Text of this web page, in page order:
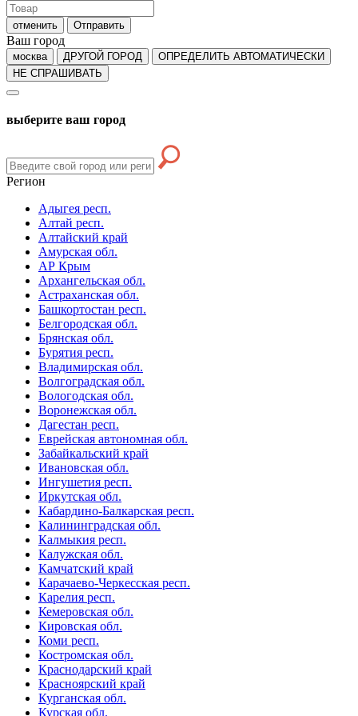
отменить Отправить
Ваш город
москва ДРУГОЙ ГОРОД
ОПРЕДЕЛИТЬ АВТОМАТИЧЕСКИ
НЕ СПРАШИВАТЬ
выберите ваш город
Регион
Адыгея респ.
Алтай респ.
Алтайский край
Амурская обл.
АР Крым
Архангельская обл.
Астраханская обл.
Башкортостан респ.
Белгородская обл.
Брянская обл.
Бурятия респ.
Владимирская обл.
Волгоградская обл.
Вологодская обл.
Воронежская обл.
Дагестан респ.
Еврейская автономная обл.
Забайкальский край
Ивановская обл.
Ингушетия респ.
Иркутская обл.
Кабардино-Балкарская респ.
Калининградская обл.
Калмыкия респ.
Калужская обл.
Камчатский край
Карачаево-Черкесская респ.
Карелия респ.
Кемеровская обл.
Кировская обл.
Коми респ.
Костромская обл.
Краснодарский край
Красноярский край
Курганская обл.
Курская обл.